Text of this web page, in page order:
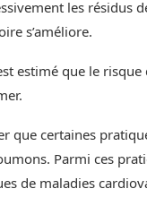
les résidus
s’améliore.
estimé que le
que certaines
Parmi ces
de maladies